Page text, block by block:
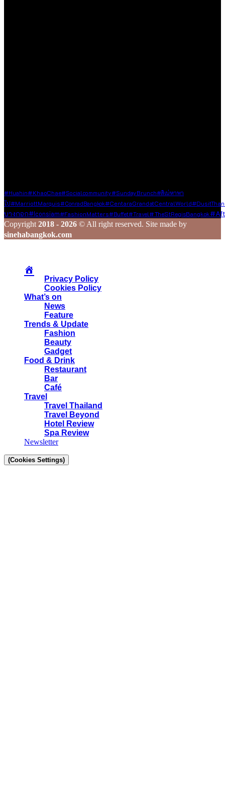
#Huahin#KhaoChae#socialcommunity#SundayBrunch#สิเน่หาพา
ไป#MarriottMarquis#ConradBangkok#CentaraGrandatCentralWorld
บางกอก#Iconsiam#FashionMatters#Buffet#Travel#TheStRegisBangkok
Copyright 2018 - 2026 © All right reserved. Site made by
sinehabangkok.com
Privacy Policy
Cookies Policy
What’s on
News
Feature
Trends & Update
Fashion
Beauty
Gadget
Food & Drink
Restaurant
Bar
Café
Travel
Travel Thailand
Travel Beyond
Hotel Review
Spa Review
Newsletter
(Cookies Settings)